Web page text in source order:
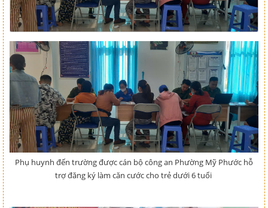
Phụ huynh đến trường được cán bộ công an Phường Mỹ Phước hỗ
trợ đăng ký làm căn cước cho trẻ dưới 6 tuổi